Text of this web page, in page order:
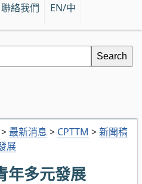
聯絡我們 EN/中
> 最新消息 > CPTTM >新聞稿
展
年多元發展